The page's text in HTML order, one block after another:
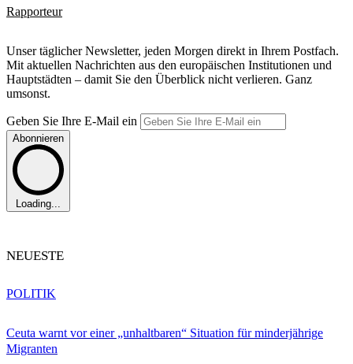
Rapporteur
Unser täglicher Newsletter, jeden Morgen direkt in Ihrem Postfach.
Mit aktuellen Nachrichten aus den europäischen Institutionen und
Hauptstädten – damit Sie den Überblick nicht verlieren. Ganz
umsonst.
Geben Sie Ihre E-Mail ein
Abonnieren
Loading...
NEUESTE
Ceuta warnt vor einer „unhaltbaren“ Situation für minderjährige
Migranten
POLITIK